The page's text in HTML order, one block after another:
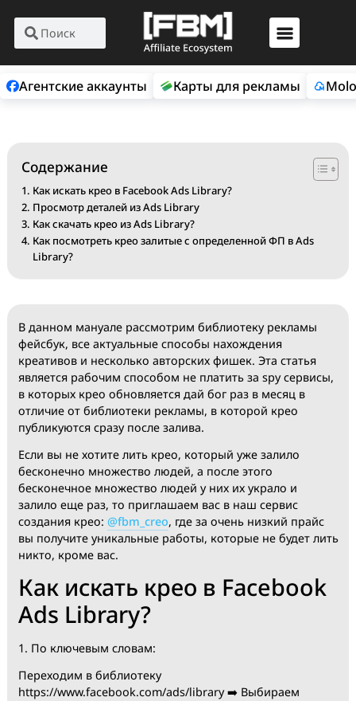
Агентские аккаунты Карты для рекламы
В данном мануале рассмотрим библиотеку рекламы
фейсбук, все актуальные способы нахождения
креативов и несколько авторских фишек. Эта статья
является рабочим способом не платить за spy
в которых крео обновляется дай бог раз в месяц в
отличие от библиотеки рекламы, в которой крео
публикуются сразу после залива.
Если вы не хотите лить крео, который уже залило
бесконечно множество людей, а после этого
бесконечное множество людей у них их украло и
залило еще раз, то приглашаем вас в наш сервис
создания крео:@fbm_creo, где за очень низкий
вы получите уникальные работы, которые не будет
никто, кроме вас.
Как искать крео в
Ads Library?
Содержание
Как искать крео в Facebook Ads Library?
Просмотр деталей из Ads Library
Как скачать крео из Ads Library?
Как посмотреть крео залитые с определенной ФП в Ads